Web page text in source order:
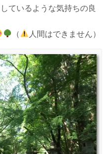
ているような気持ちの良
（ 人間はできません）